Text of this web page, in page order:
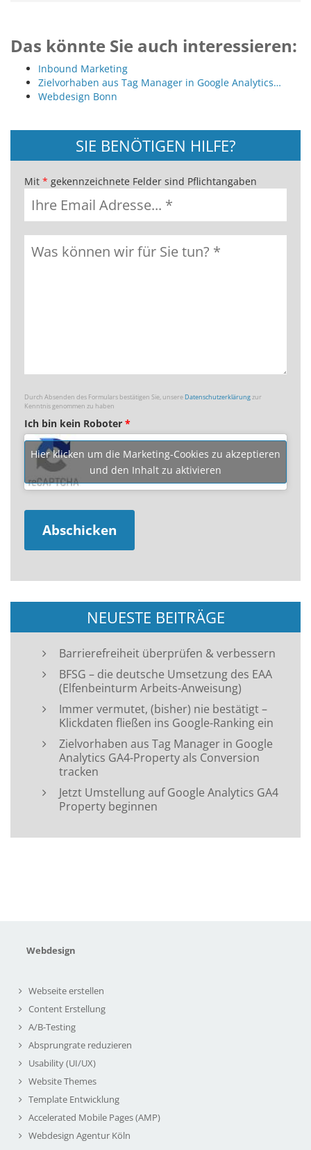
Das könnte Sie auch interessieren:
Inbound Marketing
Zielvorhaben aus Tag Manager in Google Analytics…
Webdesign Bonn
SIE BENÖTIGEN HILFE?
Mit * gekennzeichnete Felder sind Pflichtangaben
Durch Absenden des Formulars bestätigen Sie, unsereDatenschutzerklärungzur
Kenntnis genommen zu haben
Ich bin kein Roboter *
Hier klicken um die Marketing-Cookies zu akzeptieren
und den Inhalt zu aktivieren
NEUESTE BEITRÄGE
Barrierefreiheit überprüfen & verbessern
BFSG – die deutsche Umsetzung des EAA
(Elfenbeinturm Arbeits-Anweisung)
Immer vermutet, (bisher) nie bestätigt –
Klickdaten fließen ins Google-Ranking ein
Zielvorhaben aus Tag Manager in Google
Analytics GA4-Property als Conversion
tracken
Jetzt Umstellung auf Google Analytics GA4
Property beginnen
Webdesign
Webseite erstellen
Content Erstellung
A/B-Testing
Absprungrate reduzieren
Usability (UI/UX)
Website Themes
Template Entwicklung
Accelerated Mobile Pages (AMP)
Webdesign Agentur Köln